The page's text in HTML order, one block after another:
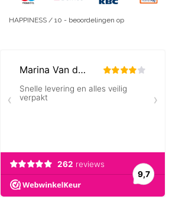
HAPPINESS / 10 - beoordelingen op